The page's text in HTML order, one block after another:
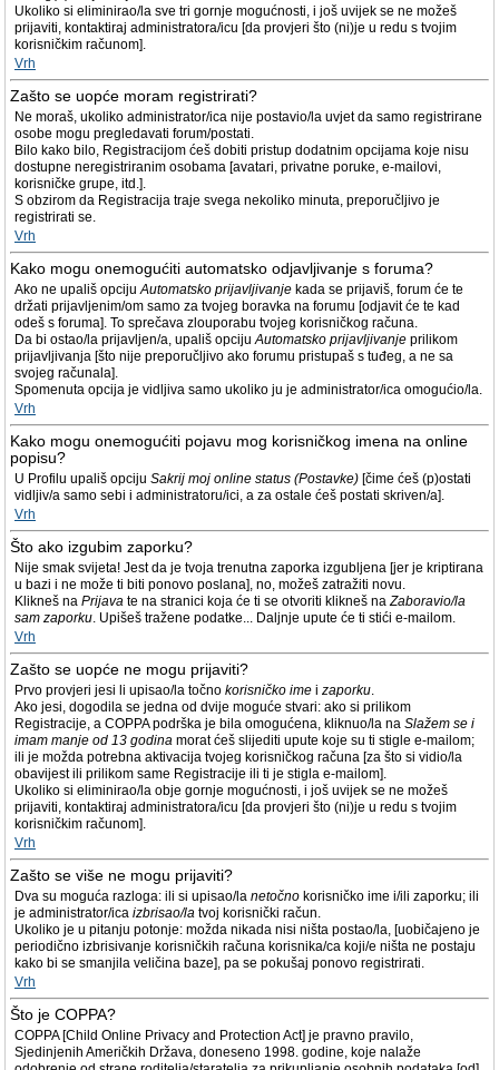
Ukoliko si eliminirao/la sve tri gornje mogućnosti, i još uvijek se ne možeš
prijaviti, kontaktiraj administratora/icu [da provjeri što (ni)je u redu s tvojim
korisničkim računom].
Vrh
Zašto se uopće moram registrirati?
Ne moraš, ukoliko administrator/ica nije postavio/la uvjet da samo registrirane
osobe mogu pregledavati forum/postati.
Bilo kako bilo, Registracijom ćeš dobiti pristup dodatnim opcijama koje nisu
dostupne neregistriranim osobama [avatari, privatne poruke, e-mailovi,
korisničke grupe, itd.].
S obzirom da Registracija traje svega nekoliko minuta, preporučljivo je
registrirati se.
Vrh
Kako mogu onemogućiti automatsko odjavljivanje s foruma?
Ako ne upališ opcijuAutomatsko prijavljivanje kada se prijaviš, forum će te
držati prijavljenim/om samo za tvojeg boravka na forumu [odjavit će te kad
odeš s foruma]. To sprečava zlouporabu tvojeg korisničkog računa.
Da bi ostao/la prijavljen/a, upališ opcijuAutomatsko prijavljivanje prilikom
prijavljivanja [što nije preporučljivo ako forumu pristupaš s tuđeg, a ne sa
svojeg računala].
Spomenuta opcija je vidljiva samo ukoliko ju je administrator/ica omogućio/la.
Vrh
Kako mogu onemogućiti pojavu mog korisničkog imena na online
popisu?
U Profilu upališ opciju Sakrij moj online status (Postavke) [čime ćeš (p)ostati
vidljiv/a samo sebi i administratoru/ici, a za ostale ćeš postati skriven/a].
Vrh
Što ako izgubim zaporku?
Nije smak svijeta! Jest da je tvoja trenutna zaporka izgubljena [jer je kriptirana
u bazi i ne može ti biti ponovo poslana], no, možeš zatražiti novu.
Klikneš na Prijava te na stranici koja će ti se otvoriti klikneš naZaboravio/la
sam zaporku. Upišeš tražene podatke... Daljnje upute će ti stići e-mailom.
Vrh
Zašto se uopće ne mogu prijaviti?
Prvo provjeri jesi li upisao/la točno korisničko ime i zaporku.
Ako jesi, dogodila se jedna od dvije moguće stvari: ako si prilikom
Registracije, a COPPA podrška je bila omogućena, kliknuo/la na Slažem se i
imam manje od 13 godina morat ćeš slijediti upute koje su ti stigle e-mailom;
ili je možda potrebna aktivacija tvojeg korisničkog računa [za što si vidio/la
obavijest ili prilikom same Registracije ili ti je stigla e-mailom].
Ukoliko si eliminirao/la obje gornje mogućnosti, i još uvijek se ne možeš
prijaviti, kontaktiraj administratora/icu [da provjeri što (ni)je u redu s tvojim
korisničkim računom].
Vrh
Zašto se više ne mogu prijaviti?
Dva su moguća razloga: ili si upisao/la netočno korisničko ime i/ili zaporku; ili
je administrator/ica izbrisao/la tvoj korisnički račun.
Ukoliko je u pitanju potonje: možda nikada nisi ništa postao/la, [uobičajeno je
periodično izbrisivanje korisničkih računa korisnika/ca koji/e ništa ne postaju
kako bi se smanjila veličina baze], pa se pokušaj ponovo registrirati.
Vrh
Što je COPPA?
COPPA [Child Online Privacy and Protection Act] je pravno pravilo,
Sjedinjenih Američkih Država, doneseno 1998. godine, koje nalaže